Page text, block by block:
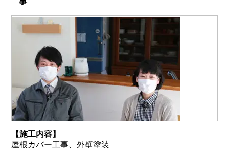
【施工内容】
屋根カバー工事、外壁塗装